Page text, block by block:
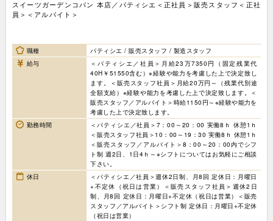
スイーツガーデンコパン 本店／パティシエ＜正社員＞販売スタッフ＜正社
員＞＜アルバイト＞
職種
パティシエ / 販売スタッフ / 製造スタッフ
給与
＜パティシエ／社員＞月給23万7350円（固定残業代
40H￥51550含む）※経験や能力を考慮した上で決定致し
ます。＜販売スタッフ社員＞月給20万円～（残業代別途
全額支給）※経験や能力を考慮した上で決定致します。＜
販売スタッフ／アルバイト＞時給1150円～※経験や能力を
考慮した上で決定致します。
勤務時間
＜パティシエ／社員＞7：00～20：00 実働8ｈ 休憩1ｈ
＜販売スタッフ社員＞10：00～19：30 実働8ｈ 休憩1ｈ
＜販売スタッフ／アルバイト＞8：00～20：00内でシフ
ト制 週2日、1日4ｈ～※シフトについてはお気軽にご相談
下さい。
休日
＜パティシエ／社員＞週休2日制、月8回 定休日：月曜日
+不定休（祝日は営業）＜販売スタッフ社員＞週休2日
制、月8回 定休日：月曜日+不定休（祝日は営業）＜販売
スタッフ／アルバイト＞シフト制 定休日：月曜日+不定休
（祝日は営業）